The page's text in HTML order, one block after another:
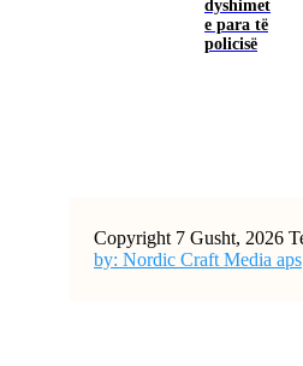
dyshimet
e para të
policisë
Copyright 7 Gusht, 2026
by: Nordic Craft Media aps